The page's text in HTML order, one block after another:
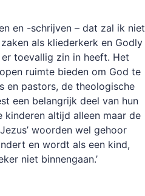
en -schrijven – dat zal ik niet
als kliederkerk en Godly
toevallig zin in heeft. Het
ruimte bieden om God te
en pastors, de theologische
een belangrijk deel van hun
kinderen altijd alleen maar de
woorden wel gehoor
en wordt als een kind,
niet binnengaan.’